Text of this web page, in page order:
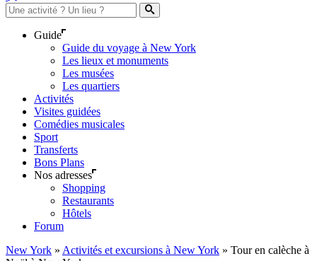
Guide
Guide du voyage à New York
Les lieux et monuments
Les musées
Les quartiers
Activités
Visites guidées
Comédies musicales
Sport
Transferts
Bons Plans
Nos adresses
Shopping
Restaurants
Hôtels
Forum
New York » Activités et excursions à New York » Tour en calèche à